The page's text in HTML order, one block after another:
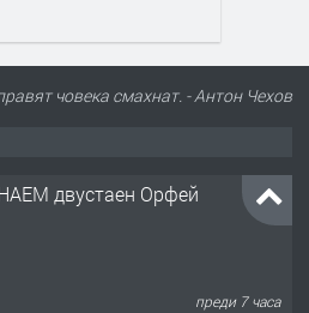
човека смахнат. - Антон Чехов
двустаен Орфей
преди 7 часа